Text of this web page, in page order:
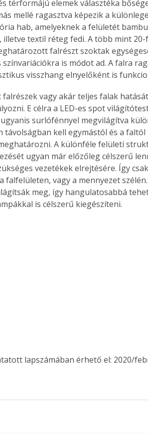
térformájú elemek választéka
mellé ragasztva képezik a
hab, amelyeknek a felületét
textil réteg fedi. A több mint
falrészt szoktak
is módot ad. A falra
visszhang elnyelőként is
vagy akár teljes falak
E célra a LED-es spot
surlófénnyel megvilágítva
kell egymástól és a faltól
A különféle felületi
ugyan már előzőleg célszerű
vezetékek elrejtésére. Így
vagy a mennyezet
meg, így hangulatosabbá
is célszerű kiegészíteni.
lapszámában érhető el: 2020/